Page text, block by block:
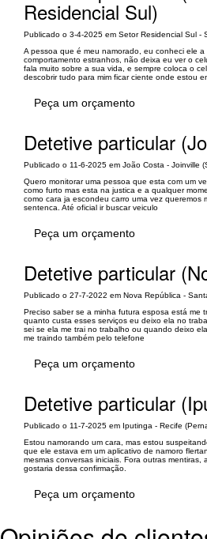
Residencial Sul)
Publicado o 3-4-2025 em Setor Residencial Sul -
A pessoa que é meu namorado, eu conheci ele
comportamento estranhos, não deixa eu ver o
fala muito sobre a sua vida, e sempre coloca o
descobrir tudo para mim ficar ciente onde estou
Peça um orçamento
Detetive particular
Publicado o 11-6-2025 em João Costa - Joinville
Quero monitorar uma pessoa que esta com um
como furto mas esta na justica e a qualquer
como cara ja escondeu carro uma vez queremos
sentenca. Até oficial ir buscar veiculo
Peça um orçamento
Detetive particular
Publicado o 27-7-2022 em Nova República -
Preciso saber se a minha futura esposa está me
quanto custa esses serviços eu deixo ela no
sei se ela me trai no trabalho ou quando deixo
me traindo também pelo telefone
Peça um orçamento
Detetive particular
Publicado o 11-7-2025 em Iputinga - Recife
Estou namorando um cara, mas estou
que ele estava em um aplicativo de namoro
mesmas conversas iniciais. Fora outras mentiras,
gostaria dessa confirmação.
Peça um orçamento